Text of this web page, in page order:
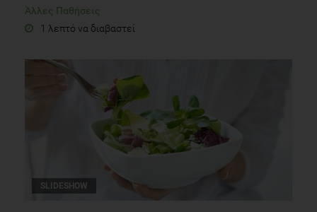
Άλλες Παθήσεις
1 λεπτό να διαβαστεί
SLIDESHOW